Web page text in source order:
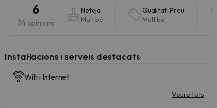
6
74 opinions
Neteja
Molt bé
Qualitat-Preu
Molt bé
Instal·lacions i serveis destacats
Wifi i Internet
Veure tots